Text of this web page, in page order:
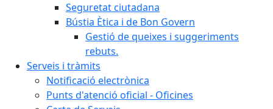
Seguretat ciutadana
Bústia Ètica i de Bon Govern
Gestió de queixes i suggeriments
rebuts.
Serveis i tràmits
Notificació electrònica
Punts d'atenció oficial - Oficines